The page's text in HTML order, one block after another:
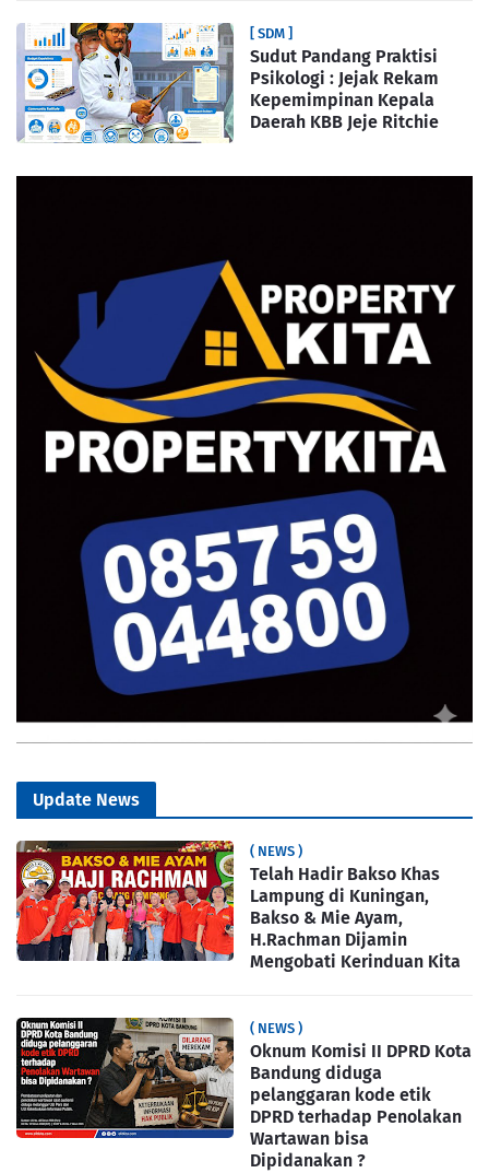
[ SDM ]
Sudut Pandang Praktisi
Psikologi : Jejak Rekam
Kepemimpinan Kepala
Daerah KBB Jeje Ritchie
Update News
( NEWS )
Telah Hadir Bakso Khas
Lampung di Kuningan,
Bakso & Mie Ayam,
H.Rachman Dijamin
Mengobati Kerinduan Kita
( NEWS )
Oknum Komisi II DPRD Kota
Bandung diduga
pelanggaran kode etik
DPRD terhadap Penolakan
Wartawan bisa
Dipidanakan ?